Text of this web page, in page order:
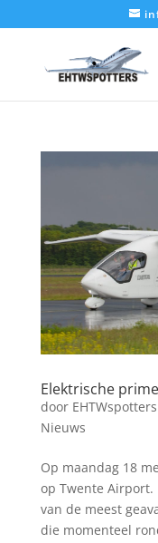
Elektrische
door EHTWspotters
Nieuws
Op maandag 18
op Twente Airport.
van de meest
die momenteel